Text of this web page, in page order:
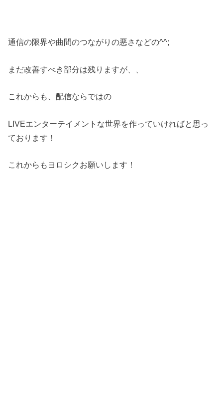
通信の限界や曲間のつながりの悪さなどの^^;
まだ改善すべき部分は残りますが、、
これからも、配信ならではの
LIVEエンターテイメントな世界を作っていければと思っ
ております！
これからもヨロシクお願いします！